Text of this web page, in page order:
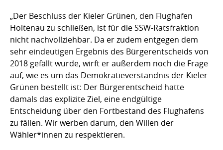
„Der Beschluss der Kieler Grünen, den Flughafen
Holtenau zu schließen, ist für die SSW-Ratsfraktion
nicht nachvollziehbar. Da er zudem entgegen dem
sehr eindeutigen Ergebnis des Bürgerentscheids von
2018 gefällt wurde, wirft er außerdem noch die Frage
auf, wie es um das Demokratieverständnis der Kieler
Grünen bestellt ist: Der Bürgerentscheid hatte
damals das explizite Ziel, eine endgültige
Entscheidung über den Fortbestand des Flughafens
zu fällen. Wir werben darum, den Willen der
Wähler*innen zu respektieren.